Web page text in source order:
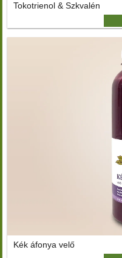
Tokotrienol & Szkvalén
Kék áfonya velő